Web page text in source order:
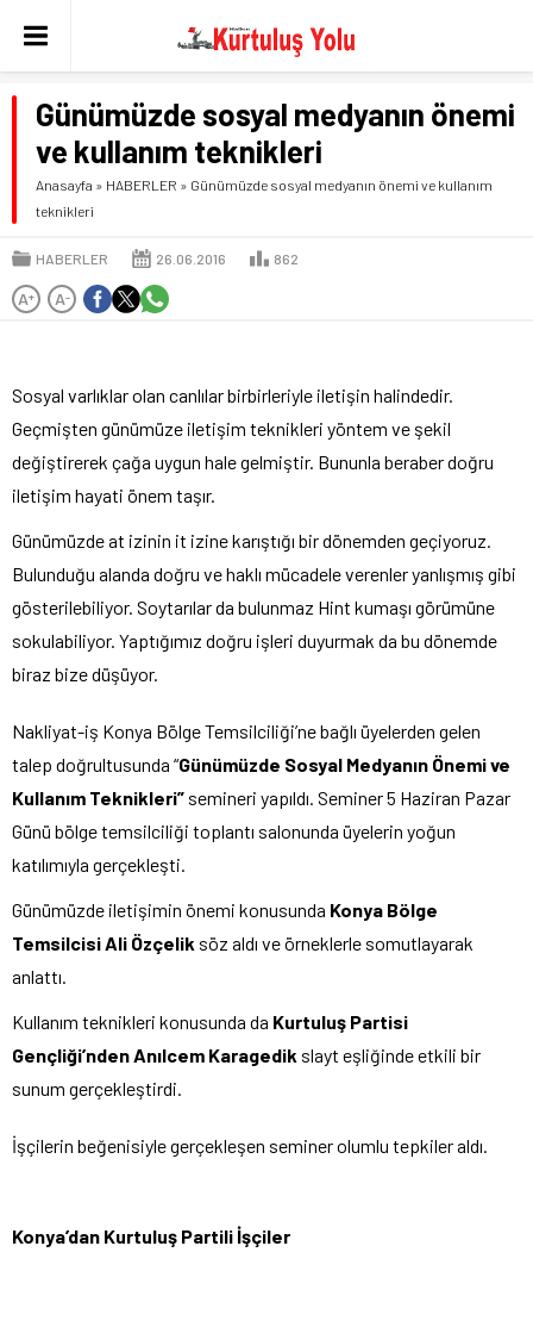
Günümüzde sosyal medyanın önemi
ve kullanım teknikleri
Anasayfa » HABERLER » Günümüzde sosyal medyanın önemi ve kullanım
teknikleri
HABERLER 26.06.2016 862
A+ A-
Sosyal varlıklar olan canlılar birbirleriyle iletişin halindedir.
Geçmişten günümüze iletişim teknikleri yöntem ve şekil
değiştirerek çağa uygun hale gelmiştir. Bununla beraber doğru
iletişim hayati önem taşır.
Günümüzde at izinin it izine karıştığı bir dönemden geçiyoruz.
Bulunduğu alanda doğru ve haklı mücadele verenler yanlışmış gibi
gösterilebiliyor. Soytarılar da bulunmaz Hint kumaşı görümüne
sokulabiliyor. Yaptığımız doğru işleri duyurmak da bu dönemde
biraz bize düşüyor.
Nakliyat-iş Konya Bölge Temsilciliği’ne bağlı üyelerden gelen
talep doğrultusunda “Günümüzde Sosyal Medyanın Önemi ve
Kullanım Teknikleri” semineri yapıldı. Seminer 5 Haziran Pazar
Günü bölge temsilciliği toplantı salonunda üyelerin yoğun
katılımıyla gerçekleşti.
Günümüzde iletişimin önemi konusunda Konya Bölge
Temsilcisi Ali Özçelik söz aldı ve örneklerle somutlayarak
anlattı.
Kullanım teknikleri konusunda da Kurtuluş Partisi
Gençliği’nden Anılcem Karagedik slayt eşliğinde etkili bir
sunum gerçekleştirdi.
İşçilerin beğenisiyle gerçekleşen seminer olumlu tepkiler aldı.
Konya’dan Kurtuluş Partili İşçiler